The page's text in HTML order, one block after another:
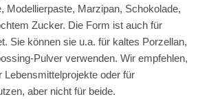
Modellierpaste, Marzipan, Schokolade,
Zucker. Die Form ist auch für
Sie können sie u.a. für kaltes Porzellan,
Pulver verwenden. Wir empfehlen,
Lebensmittelprojekte oder für
aber nicht für beide.